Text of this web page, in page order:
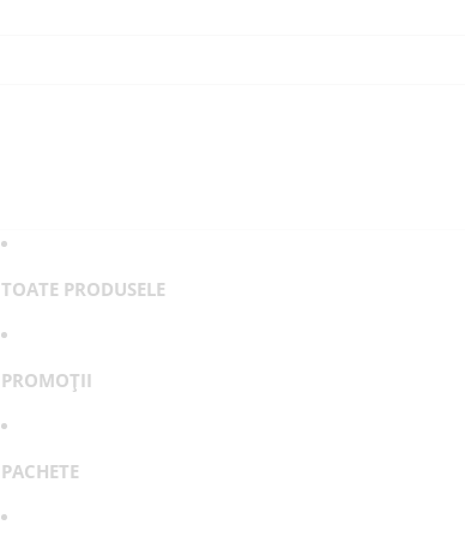
TOATE PRODUSELE
PROMOȚII
PACHETE